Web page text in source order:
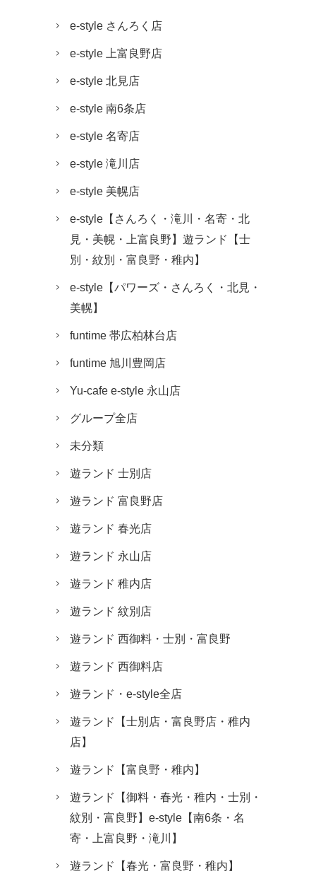
e-style さんろく店
e-style 上富良野店
e-style 北見店
e-style 南6条店
e-style 名寄店
e-style 滝川店
e-style 美幌店
e-style【さんろく・滝川・名寄・北
見・美幌・上富良野】遊ランド【士
別・紋別・富良野・稚内】
e-style【パワーズ・さんろく・北見・
美幌】
funtime 帯広柏林台店
funtime 旭川豊岡店
Yu-cafe e-style 永山店
グループ全店
未分類
遊ランド 士別店
遊ランド 富良野店
遊ランド 春光店
遊ランド 永山店
遊ランド 稚内店
遊ランド 紋別店
遊ランド 西御料・士別・富良野
遊ランド 西御料店
遊ランド・e-style全店
遊ランド【士別店・富良野店・稚内
店】
遊ランド【富良野・稚内】
遊ランド【御料・春光・稚内・士別・
紋別・富良野】e-style【南6条・名
寄・上富良野・滝川】
遊ランド【春光・富良野・稚内】